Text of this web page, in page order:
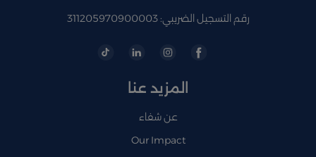
رقم التسجيل الضريبي: 311205970900003
المزيد عنا
عن شفاء
Our Impact